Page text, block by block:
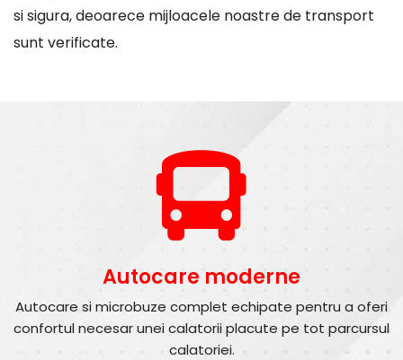
si sigura, deoarece mijloacele noastre de transport
sunt verificate.
Autocare moderne
Autocare si microbuze complet echipate pentru a oferi
confortul necesar unei calatorii placute pe tot parcursul
calatoriei.